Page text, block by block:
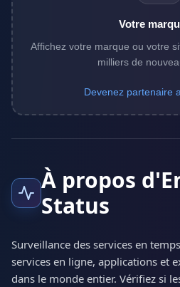
Votre
Affichez votre marque ou votre
milliers de
Devenez partenaire
À propos
Status
Surveillance des services en
services en ligne, applications et
dans le monde entier. Vérifiez si